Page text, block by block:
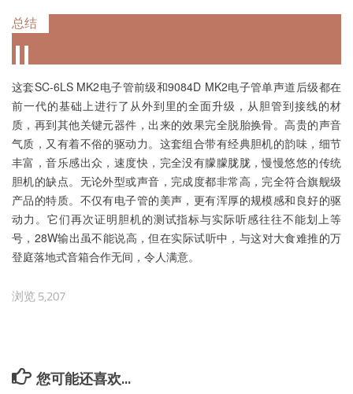
总结
这套SC-6LS MK2电子管前级和9084D MK2电子管单声道后级都在
前一代的基础上进行了从外到里的全面升级，从胆管到接线的材
质，再到其他关键元器件，出来的效果完全脱胎换骨。高贵的声音
气质，又有着不俗的驱动力。这套组合带有经典胆机的韵味，细节
丰富，音乐感出众，速度快，完全没有朦朦胧胧，慢慢悠悠的传统
胆机的缺点。无论外型或声音，完成度都非常高，完全符合旗舰级
产品的特质。不仅有电子管的美声，更有浑厚的规模感和良好的驱
动力。它们再次证明胆机的测试指标与实际听感往往不能划上等
号，28W输出虽不能说高，但在实际试听中，与这对大食难推的万
登庭落地式音箱合作无间，令人满意。
浏览 5,207
您可能还喜欢...